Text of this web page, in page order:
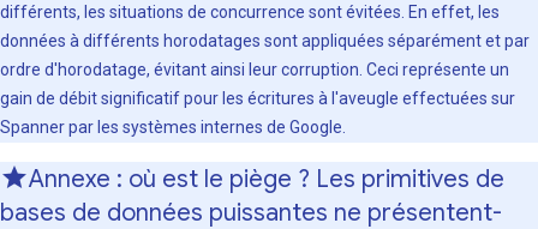
différents, les situations de concurrence sont évitées. En effet, les
données à différents horodatages sont appliquées séparément et par
ordre d'horodatage, évitant ainsi leur corruption. Ceci représente un
gain de débit significatif pour les écritures à l'aveugle effectuées sur
Spanner par les systèmes internes de Google.
Annexe : où est le piège ? Les primitives de
bases de données puissantes ne présentent-